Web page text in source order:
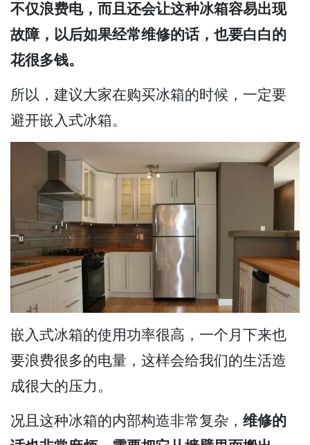
不仅浪费电，而且还会让这种冰箱容易出现
故障，以后如果经常维修的话，也要白白的
花很多钱。
所以，建议大家在购买冰箱的时候，一定要
避开嵌入式冰箱。
嵌入式冰箱的使用功率很高，一个月下来也
要浪费很多的电量，这样会给我们的生活造
成很大的压力。
况且这种冰箱的内部构造非常复杂， 维修的